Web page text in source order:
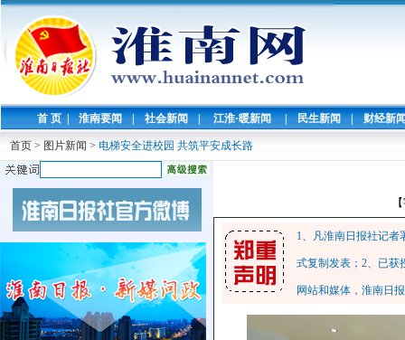
首 页 | 淮南要闻 | 社会新闻 | 江淮·暖新闻 | 民生新闻 | 财经新
首页 > 图片新闻 > 电梯安全进校园 共筑平安成长路
1、凡淮南日报社记
式复制发表；2、已获
网站和媒体，淮南日